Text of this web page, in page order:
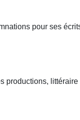
pour ses
productions,